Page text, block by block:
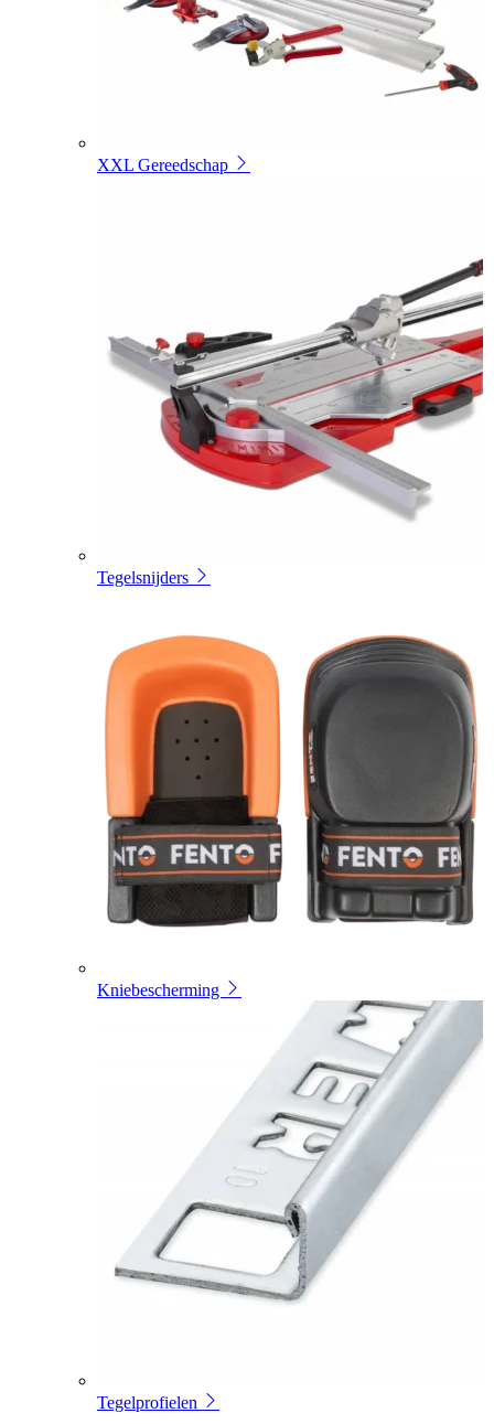
XXL Gereedschap
Tegelsnijders
Kniebescherming
Tegelprofielen